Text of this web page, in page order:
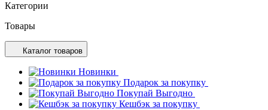
Категории
Товары
Каталог товаров
Новинки
Подарок за покупку
Покупай Выгодно
Кешбэк за покупку